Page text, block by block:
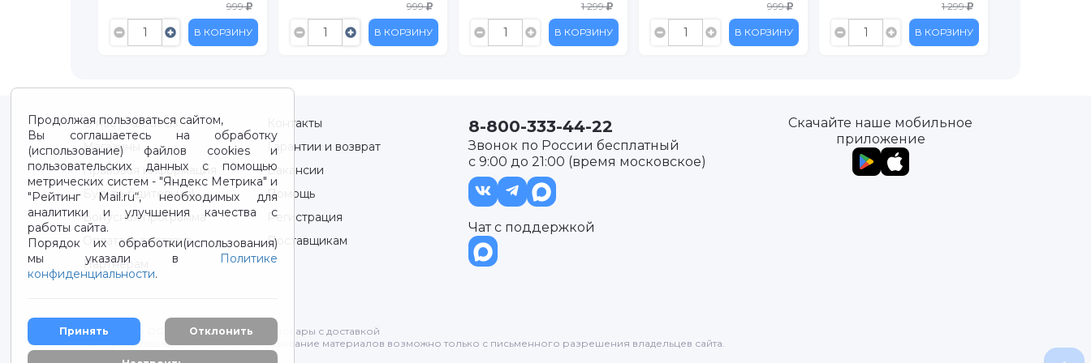
999
В КОРЗИНУ
999
В КОРЗИНУ
1 299
В КОРЗИНУ
999
В КОРЗИНУ
1 299
В КОРЗИНУ
Продолжая пользоваться сайтом,
Вы соглашаетесь на обработку
(использование) файлов cookies и
пользовательских данных с помощью
метрических систем - "Яндекс Метрика" и
"Рейтинг Mail.ru“, необходимых для
аналитики и улучшения качества с
работы сайта.
Порядок их обработки(использования)
мы указали в Политике
конфиденциальности.
Принять Отклонить
О нас / About us
Контакты
Магазины
Гарантии и возврат
Правовая информация
Вакансии
Будьте бдительны!
Помощь
Бонусная программа
Регистрация
Оплата и доставка
Поставщикам
Партнерам
8-800-333-44-22
Звонок по России бесплатный
с 9:00 до 21:00 (время московское)
Чат с поддержкой
Скачайте наше мобильное
приложение
2012-2026 © ООО "ВОТОНЯ". Детские товары с доставкой
Все права защищены. Любое использование материалов возможно только с письменного разрешения владельцев сайта.